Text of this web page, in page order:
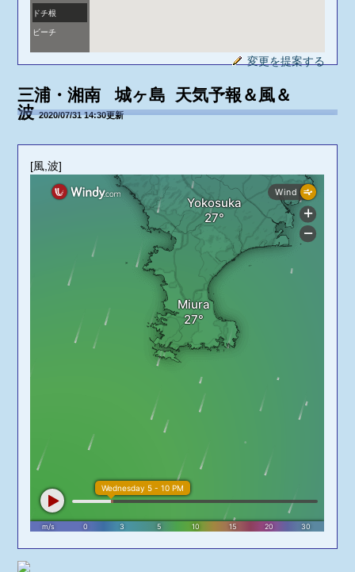
ドチ根
ビーチ
変更を提案する
三浦・湘南 城ヶ島 天気予報＆風＆
波2020/07/31 14:30更新
[風,波]